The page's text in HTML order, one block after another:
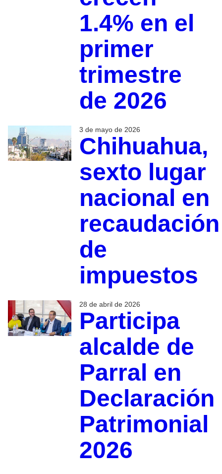
1.4% en el
primer
trimestre
de 2026
3 de mayo de 2026
Chihuahua,
sexto lugar
nacional en
recaudación
de
impuestos
28 de abril de 2026
Participa
alcalde de
Parral en
Declaración
Patrimonial
2026